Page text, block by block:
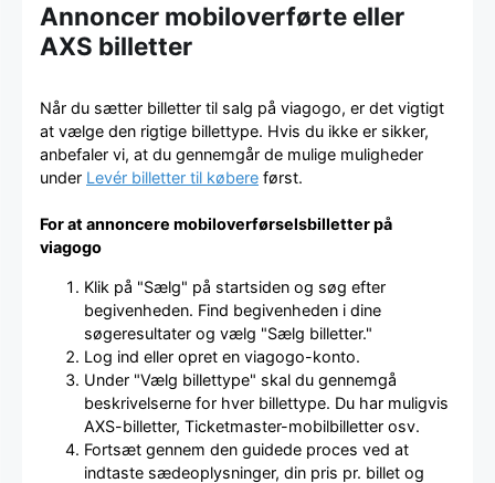
Annoncer mobiloverførte eller
AXS billetter
Når du sætter billetter til salg på viagogo, er det vigtigt
at vælge den rigtige billettype. Hvis du ikke er sikker,
anbefaler vi, at du gennemgår de mulige muligheder
under Levér billetter til købere først.
For at annoncere mobiloverførselsbilletter på
viagogo
Klik på "Sælg" på startsiden og søg efter
begivenheden. Find begivenheden i dine
søgeresultater og vælg "Sælg billetter."
Log ind eller opret en viagogo-konto.
Under "Vælg billettype" skal du gennemgå
beskrivelserne for hver billettype. Du har muligvis
AXS-billetter, Ticketmaster-mobilbilletter osv.
Fortsæt gennem den guidede proces ved at
indtaste sædeoplysninger, din pris pr. billet og